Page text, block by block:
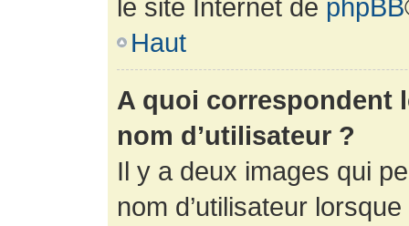
le site Internet de phpBB
Haut
A quoi correspondent
nom d’utilisateur ?
Il y a deux images qui
nom d’utilisateur